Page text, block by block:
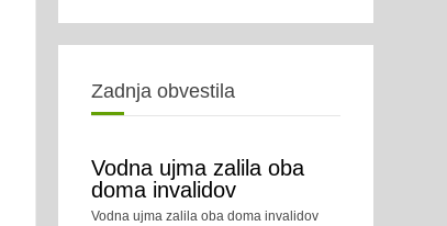
Zadnja obvestila
Vodna ujma zalila oba
doma invalidov
Vodna ujma zalila oba doma invalidov